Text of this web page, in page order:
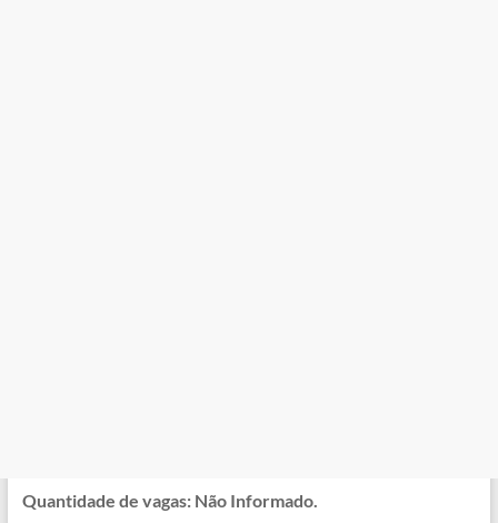
Quantidade de vagas: Não Informado.